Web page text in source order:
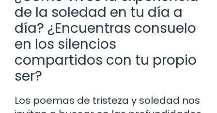
de la soledad en tu día a
día? ¿Encuentras consuelo
en los silencios
compartidos con tu propio
ser?
Los poemas de tristeza y soledad nos